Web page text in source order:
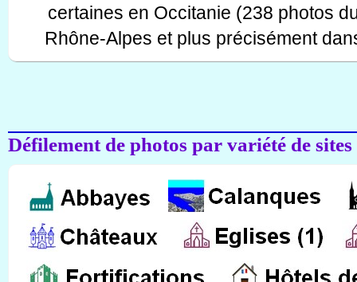
certaines en Occitanie (238 photos
Rhône-Alpes et plus précisément
Défilement de photos par variété de